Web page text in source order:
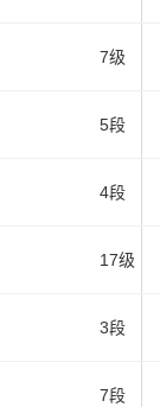
7级
5段
4段
17级
3段
7段